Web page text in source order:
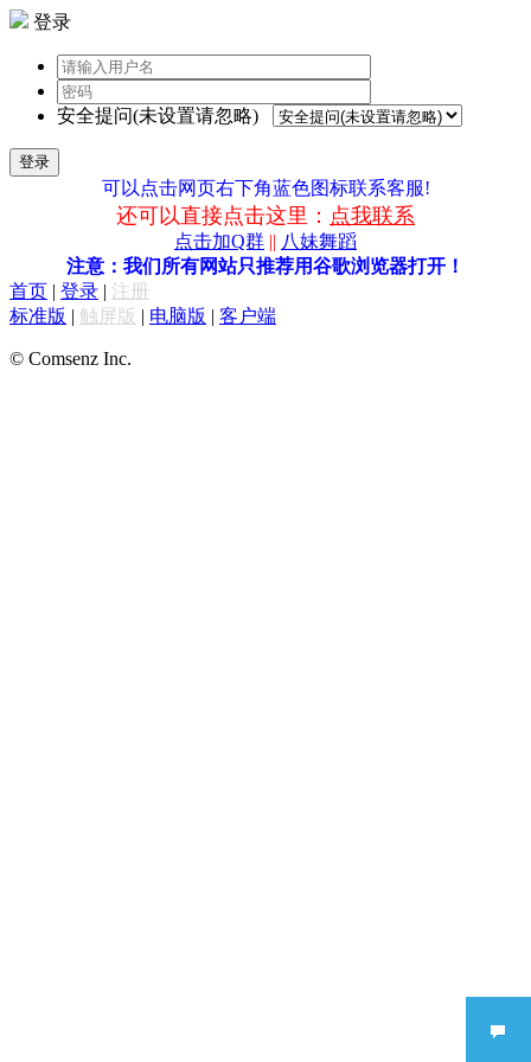
登录
安全提问(未设置请忽略)
登录
可以点击网页右下角蓝色图标联系客服!
还可以直接点击这里： 点我联系
点击加Q群 || 八妹舞蹈
注意：我们所有网站只推荐用谷歌浏览器打开！
首页 | 登录 | 注册
标准版 | 触屏版 | 电脑版 | 客户端
© Comsenz Inc.